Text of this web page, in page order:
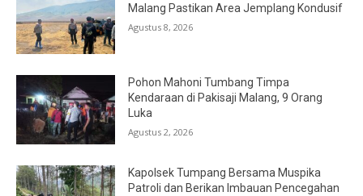
Malang Pastikan Area Jemplang Kondusif
Agustus 8, 2026
Pohon Mahoni Tumbang Timpa
Kendaraan di Pakisaji Malang, 9 Orang
Luka
Agustus 2, 2026
Kapolsek Tumpang Bersama Muspika
Patroli dan Berikan Imbauan Pencegahan